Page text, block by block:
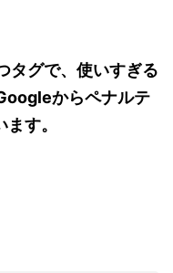
タグで、使いすぎる
からペナルテ
す。